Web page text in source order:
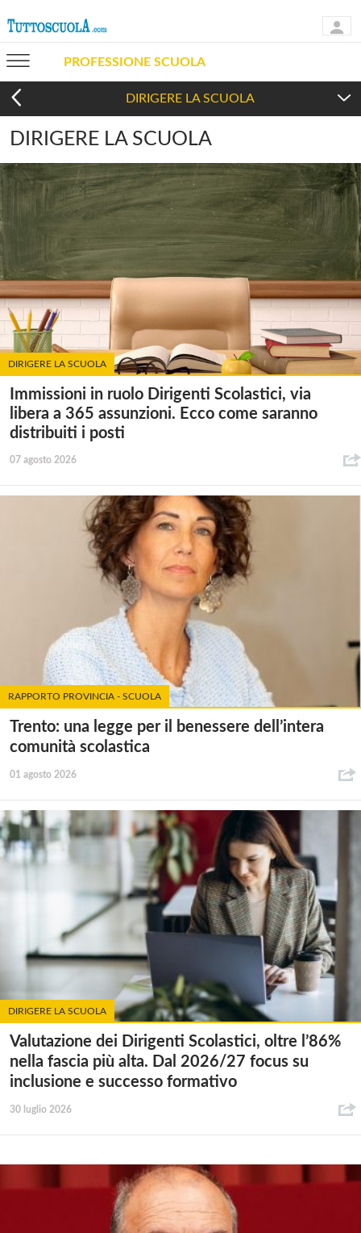
PROFESSIONE SCUOLA
DIRIGERE LA SCUOLA
DIRIGERE LA SCUOLA
DIRIGERE LA SCUOLA
Immissioni in ruolo Dirigenti Scolastici, via
libera a 365 assunzioni. Ecco come saranno
distribuiti i posti
07 agosto 2026
RAPPORTO PROVINCIA - SCUOLA
Trento: una legge per il benessere dell’intera
comunità scolastica
01 agosto 2026
DIRIGERE LA SCUOLA
Valutazione dei Dirigenti Scolastici, oltre l’86%
nella fascia più alta. Dal 2026/27 focus su
inclusione e successo formativo
30 luglio 2026